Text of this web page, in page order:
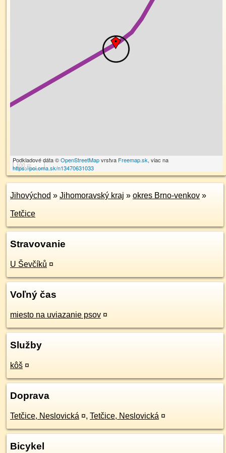
100 m
Podkladové dáta ©OpenStreetMapvrstva Freemap.sk, viac na
https://poi.oma.sk/n13470631033
Jihovýchod » Jihomoravský kraj » okres Brno-venkov »
Tetčice
Stravovanie
U Ševčíků ¤
Voľný čas
miesto na uviazanie psov ¤
Služby
kôš ¤
Doprava
Tetčice, Neslovická ¤, Tetčice, Neslovická ¤
Bicykel